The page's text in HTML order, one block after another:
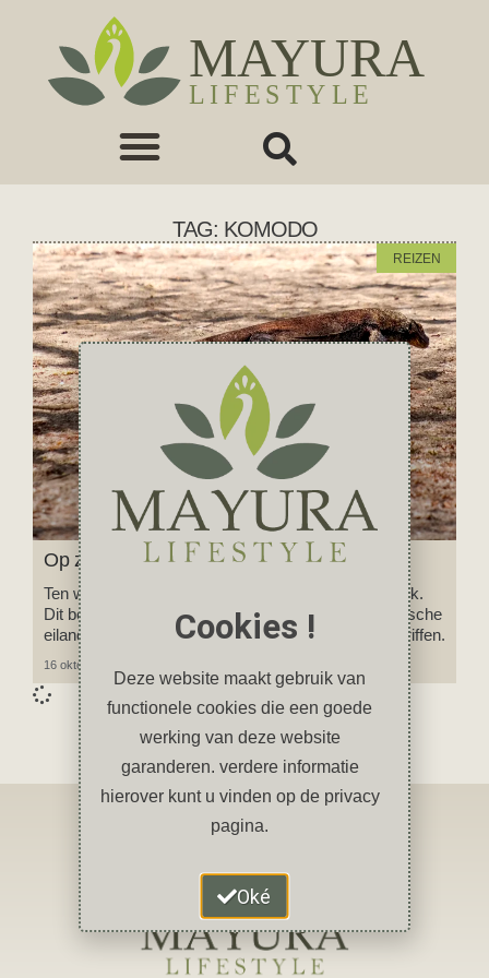
TAG: KOMODO
REIZEN
Op zoek naar de Komodovaraan
Ten westen van Flores ligt het Komodo National Park.
Dit beschermde natuurgebied bestaat uit 29 vulkanische
eilanden, kristalheldere wateren en kleurrijke koraalriffen.
16 oktober 2023
Cookies !
Deze website maakt gebruik van
functionele cookies die een goede
werking van deze website
garanderen. verdere informatie
hierover kunt u vinden op de privacy
pagina.
Oké